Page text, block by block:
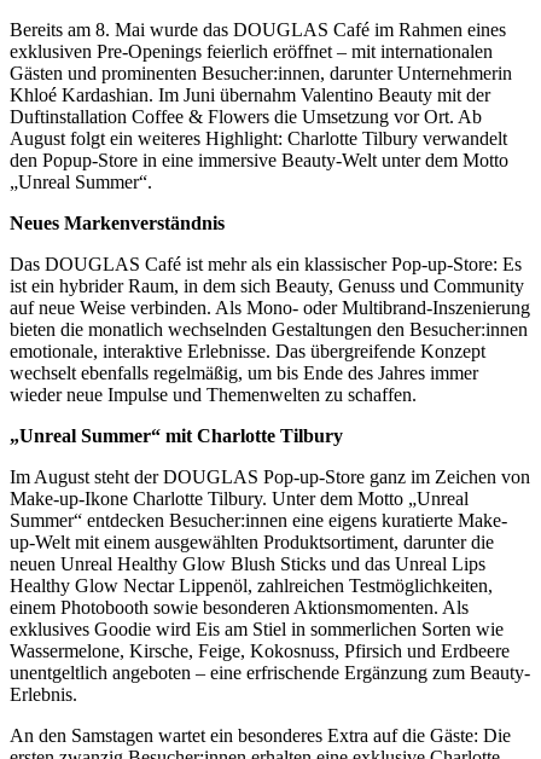
Bereits am 8. Mai wurde das DOUGLAS Café im Rahmen eines
exklusiven Pre-Openings feierlich eröffnet – mit internationalen
Gästen und prominenten Besucher:innen, darunter Unternehmerin
Khloé Kardashian. Im Juni übernahm Valentino Beauty mit der
Duftinstallation Coffee & Flowers die Umsetzung vor Ort. Ab
August folgt ein weiteres Highlight: Charlotte Tilbury verwandelt
den Popup-Store in eine immersive Beauty-Welt unter dem Motto
„Unreal Summer“.
Neues Markenverständnis
Das DOUGLAS Café ist mehr als ein klassischer Pop-up-Store: Es
ist ein hybrider Raum, in dem sich Beauty, Genuss und Community
auf neue Weise verbinden. Als Mono- oder Multibrand-Inszenierung
bieten die monatlich wechselnden Gestaltungen den Besucher:innen
emotionale, interaktive Erlebnisse. Das übergreifende Konzept
wechselt ebenfalls regelmäßig, um bis Ende des Jahres immer
wieder neue Impulse und Themenwelten zu schaffen.
„Unreal Summer“ mit Charlotte Tilbury
Im August steht der DOUGLAS Pop-up-Store ganz im Zeichen von
Make-up-Ikone Charlotte Tilbury. Unter dem Motto „Unreal
Summer“ entdecken Besucher:innen eine eigens kuratierte Make-
up-Welt mit einem ausgewählten Produktsortiment, darunter die
neuen Unreal Healthy Glow Blush Sticks und das Unreal Lips
Healthy Glow Nectar Lippenöl, zahlreichen Testmöglichkeiten,
einem Photobooth sowie besonderen Aktionsmomenten. Als
exklusives Goodie wird Eis am Stiel in sommerlichen Sorten wie
Wassermelone, Kirsche, Feige, Kokosnuss, Pfirsich und Erdbeere
unentgeltlich angeboten – eine erfrischende Ergänzung zum Beauty-
Erlebnis.
An den Samstagen wartet ein besonderes Extra auf die Gäste: Die